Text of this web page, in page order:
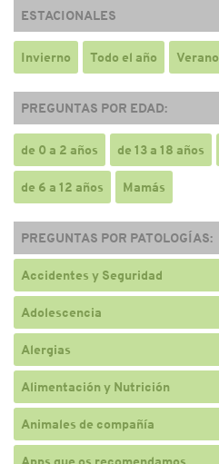
ESTACIONALES
Invierno Todo el año Verano
PREGUNTAS POR EDAD:
de 0 a 2 años de 13 a 18 años
de 6 a 12 años Mamás
PREGUNTAS POR PATOLOGÍAS:
Accidentes y Seguridad
Adolescencia
Alergias
Alimentación y Nutrición
Animales de compañía